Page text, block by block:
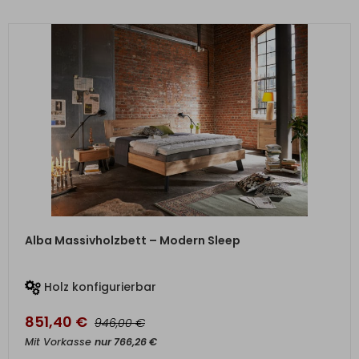
Alba Massivholzbett – Modern Sleep
Holz konfigurierbar
851,40 € 946,00€
Mit Vorkasse nur766,26€